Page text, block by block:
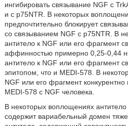
ингибировать связывание NGF с
и с p75NTR. В некоторых
предпочтительно блокирует
со связыванием NGF с p75NTR. В
антитело к NGF или его фрагмент
аффинностью примерно 0,25-0,44
антитело к NGF или его фрагмент
эпитопом, что и MEDI-578. В
NGF или его фрагмент конкурентно
MEDI-578 с NGF человека.
В некоторых воплощениях
содержит вариабельный домен